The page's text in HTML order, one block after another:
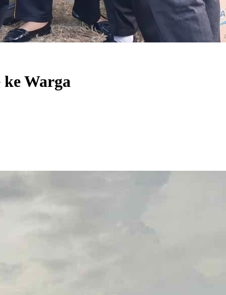
Warga